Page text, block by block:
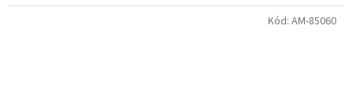
Kód: AM-85060